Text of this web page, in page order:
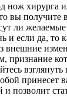
нож хирурга
вы получите
ли
и если да, то
внешние
признание
взглянуть
принесет
позволит